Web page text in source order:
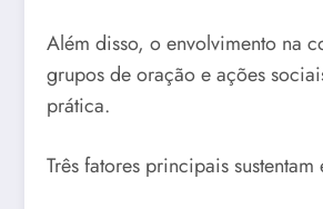
Além disso, o envolvimento na
grupos de oração e ações
prática.
Três fatores principais sustentam